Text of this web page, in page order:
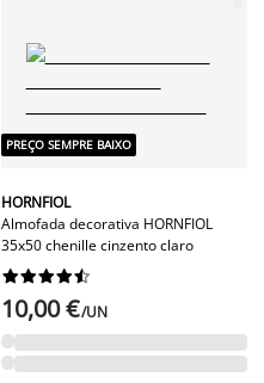
PREÇO SEMPRE BAIXO
HORNFIOL
Almofada decorativa HORNFIOL
35x50 chenille cinzento claro






10,00 €/UN